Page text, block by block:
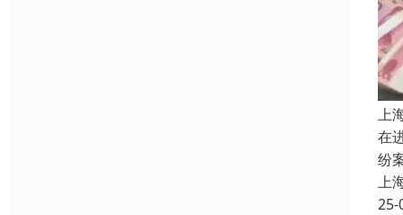
上
在
纷
上
25-